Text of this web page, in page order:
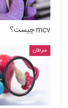
mcv چیست؟
سرطان